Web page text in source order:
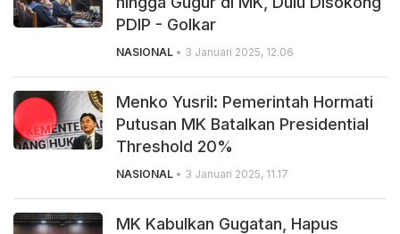
PDIP - Golkar
NASIONAL • 3 Januari 2025, 12.06
Menko Yusril: Pemerintah Hormati
Putusan MK Batalkan Presidential
Threshold 20%
NASIONAL • 3 Januari 2025, 11.17
MK Kabulkan Gugatan, Hapus